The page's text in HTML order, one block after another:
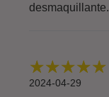
desmaquillante.
2024-04-29